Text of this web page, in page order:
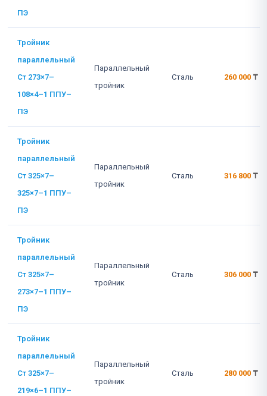
ПЭ
Тройник
параллельный
Ст 273×7–
108×4–1 ППУ–
ПЭ
Параллельный
тройник
Сталь 260 000 ₸
Тройник
параллельный
Ст 325×7–
325×7–1 ППУ–
ПЭ
Параллельный
тройник
Сталь 316 800 ₸
Тройник
параллельный
Ст 325×7–
273×7–1 ППУ–
ПЭ
Параллельный
тройник
Сталь 306 000 ₸
Тройник
параллельный
Ст 325×7–
219×6–1 ППУ–
Параллельный
тройник
Сталь 280 000 ₸